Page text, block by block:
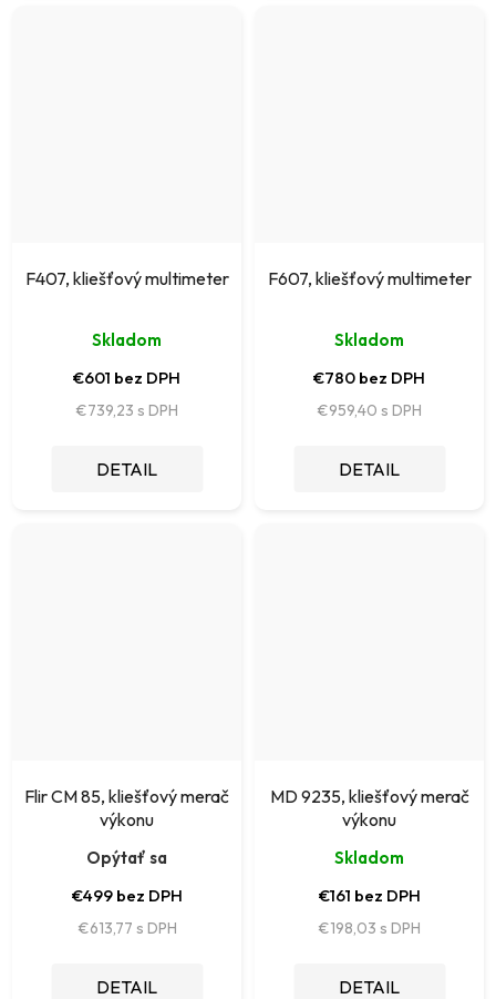
F407, kliešťový multimeter
Skladom
€601 bez DPH
€739,23
DETAIL
F607, kliešťový multimeter
Skladom
€780 bez DPH
€959,40
DETAIL
Flir CM 85, kliešťový merač
výkonu
Opýtať sa
€499 bez DPH
€613,77
DETAIL
MD 9235, kliešťový merač
výkonu
Skladom
€161 bez DPH
€198,03
DETAIL